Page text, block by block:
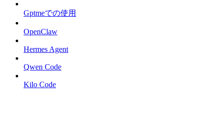
Gptmeでの使用
OpenClaw
Hermes Agent
Qwen Code
Kilo Code